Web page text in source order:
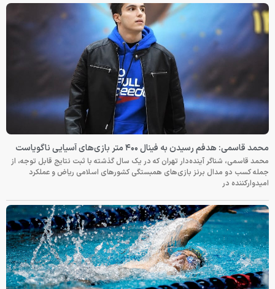
محمد قاسمی: هدفم رسیدن به فینال ۴۰۰ متر بازی‌های آسیایی ناگویاست
محمد قاسمی، شناگر آینده‌دار تهران که در یک سال گذشته با ثبت نتایج قابل توجه، از
جمله کسب دو مدال برنز بازی‌های همبستگی کشورهای اسلامی ریاض و عملکرد
امیدوارکننده در